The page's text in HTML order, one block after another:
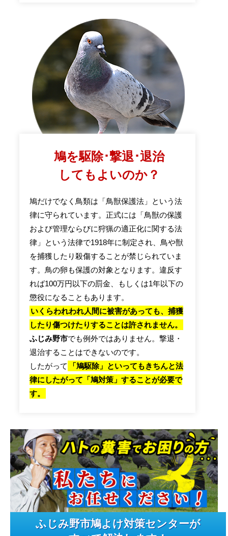
鳩を駆除･撃退･退治
してもよいのか？
鳩だけでなく鳥類は「鳥獣保護法」という法
律に守られています。正式には「鳥獣の保護
および管理ならびに狩猟の適正化に関する法
律」という法律で1918年に制定され、鳥や獣
を捕獲したり殺傷することが禁じられていま
す。鳥の卵も保護の対象となります。違反す
れば100万円以下の罰金、もしくは1年以下の
懲役になることもあります。
いくらわれわれ人間に被害があっても、捕獲
したり傷つけたりすることは許されません。
ふじみ野市でも例外ではありません。撃退・
退治することはできないのです。
したがって
「鳩駆除」といってもきちんと法
律にしたがって「鳩対策」することが必要で
す。
ふじみ野市鳩よけ対策センターが